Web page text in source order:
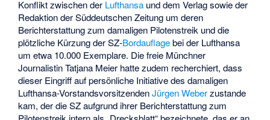
Konflikt zwischen der Lufthansa und dem Verlag sowie der
Redaktion der Süddeutschen Zeitung um deren
Berichterstattung zum damaligen Pilotenstreik und die
plötzliche Kürzung der SZ-Bordauflagebei der Lufthansa
um etwa 10.000 Exemplare. Die freie Münchner
Journalistin Tatjana Meier hatte zudem recherchiert, dass
dieser Eingriff auf persönliche Initiative des damaligen
Lufthansa-VorstandsvorsitzendenJürgen Weberzustande
kam, der die SZ aufgrund ihrer Berichterstattung zum